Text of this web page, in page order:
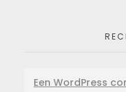
Een WordPress